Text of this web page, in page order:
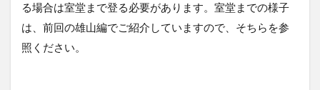
る場合は室堂まで登る必要があります。室堂までの様子
は、前回の雄山編でご紹介していますので、そちらを参
照ください。